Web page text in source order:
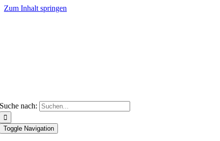
Zum Inhalt springen
Suche nach:
Toggle Navigation